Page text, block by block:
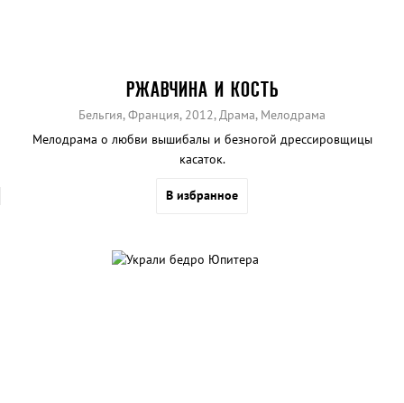
РЖАВЧИНА И КОСТЬ
Бельгия, Франция, 2012, Драма, Мелодрама
Мелодрама о любви вышибалы и безногой дрессировщицы
касаток.
В избранное